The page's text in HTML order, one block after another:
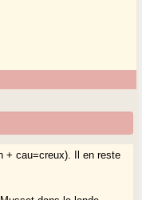
+ cau=creux). Il en reste